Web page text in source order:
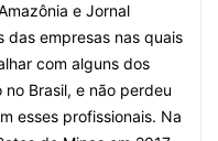
e Jornal
das empresas nas quais
com alguns dos
Brasil, e não perdeu
esses profissionais. Na